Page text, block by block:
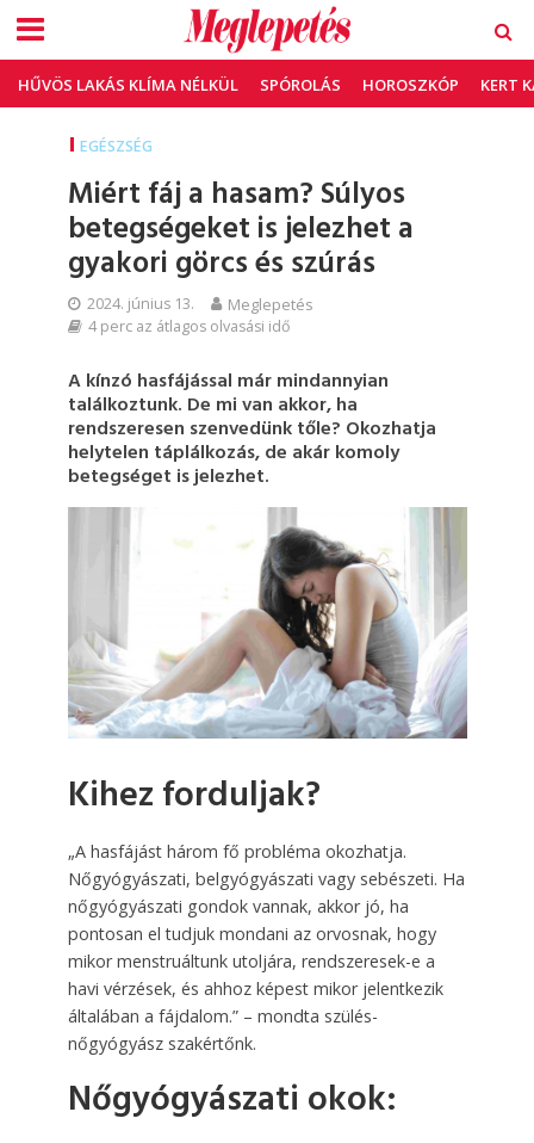
HŰVÖS LAKÁS KLÍMA NÉLKÜL SPÓROLÁS HOROSZKÓP KERT
EGÉSZSÉG
Miért fáj a hasam? Súlyos
betegségeket is jelezhet a
gyakori görcs és szúrás
2024. június 13. Meglepetés
4 perc az átlagos olvasási idő
A kínzó hasfájással már mindannyian
találkoztunk. De mi van akkor, ha
rendszeresen szenvedünk tőle? Okozhatja
helytelen táplálkozás, de akár komoly
betegséget is jelezhet.
Kihez forduljak?
„A hasfájást három fő probléma okozhatja.
Nőgyógyászati, belgyógyászati vagy sebészeti. Ha
nőgyógyászati gondok vannak, akkor jó, ha
pontosan el tudjuk mondani az orvosnak, hogy
mikor menstruáltunk utoljára, rendszeresek-e a
havi vérzések, és ahhoz képest mikor jelentkezik
általában a fájdalom.” – mondta szülés-
nőgyógyász szakértőnk.
Nőgyógyászati okok: